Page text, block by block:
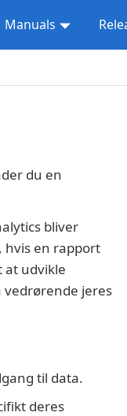
Manuals
du en
bliver
en rapport
udvikle
jeres
til data.
deres